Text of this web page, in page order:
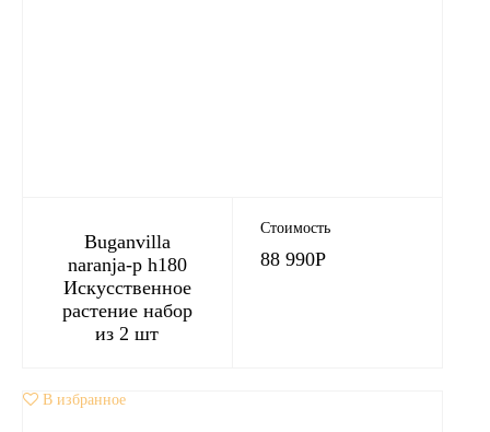
Buganvilla
naranja-p h180
Искусственное
растение набор
из 2 шт
Стоимость
88 990Р
В избранное